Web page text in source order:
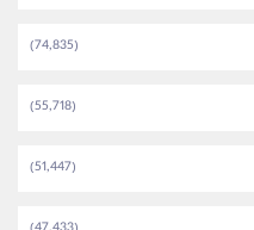
(74,835)
(55,718)
(51,447)